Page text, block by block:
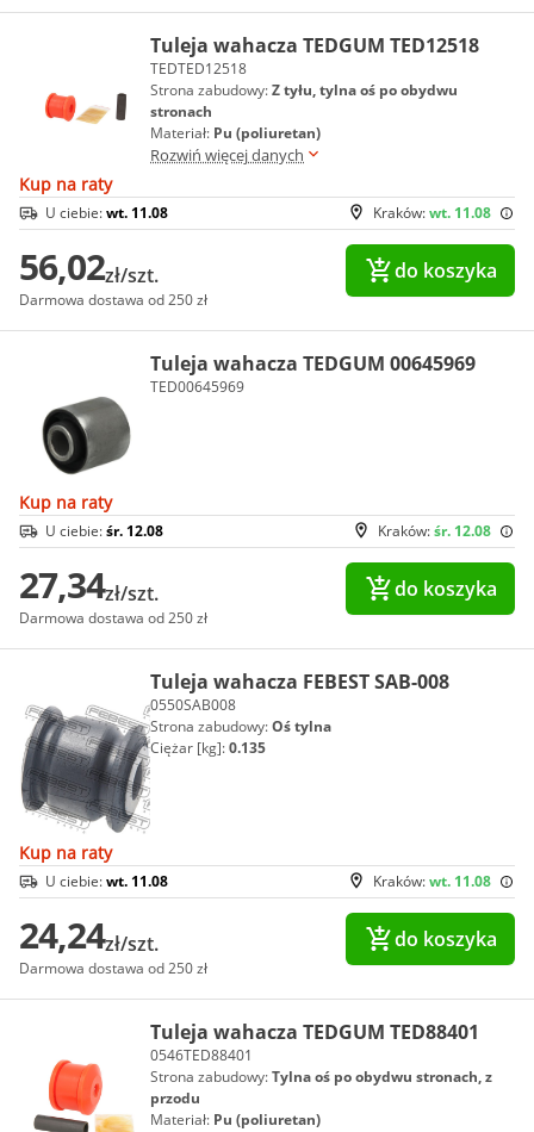
Tuleja wahacza TEDGUM TED12518
TEDTED12518
Strona zabudowy:Z tyłu, tylna oś po obydwu
stronach
Materiał: Pu (poliuretan)
Rozwiń więcej danych
Kup na raty
Kraków:wt. 11.08
U ciebie:wt. 11.08
56,02zł/szt.
Darmowa dostawa od 250 zł
do koszyka
Tuleja wahacza TEDGUM 00645969
TED00645969
Kup na raty
Kraków:śr. 12.08
U ciebie:śr. 12.08
27,34zł/szt.
Darmowa dostawa od 250 zł
do koszyka
Tuleja wahacza FEBEST SAB-008
0550SAB008
Strona zabudowy:Oś tylna
Ciężar [kg]:0.135
Kup na raty
Kraków:wt. 11.08
U ciebie:wt. 11.08
24,24zł/szt.
Darmowa dostawa od 250 zł
do koszyka
Tuleja wahacza TEDGUM TED88401
0546TED88401
Strona zabudowy:Tylna oś po obydwu stronach, z
przodu
Materiał: Pu (poliuretan)